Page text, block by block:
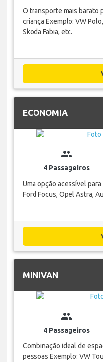
O transporte mais barato
criança Exemplo: VW
Skoda Fabia, etc.
ECONOMIA
group
4 Passageiros
Uma opção acessível
Ford Focus, Opel Astra,
MINIVAN
group
4 Passageiros
Combinação ideal de
pessoas Exemplo: VW